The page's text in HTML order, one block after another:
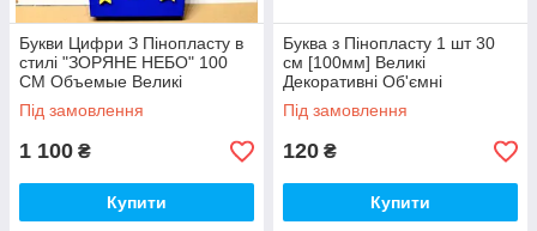
Букви Цифри З Пінопласту в
стилі "ЗОРЯНЕ НЕБО" 100
СМ Объемые Великі
Декорації слова на день
народження
Під замовлення
1 100 ₴
Купити
Буква з Пінопласту 1 шт 30
см [100мм] Великі
Декоративні Об'ємні
Декорації цифри на весілля
слова з пінопласту
Під замовлення
120 ₴
Купити